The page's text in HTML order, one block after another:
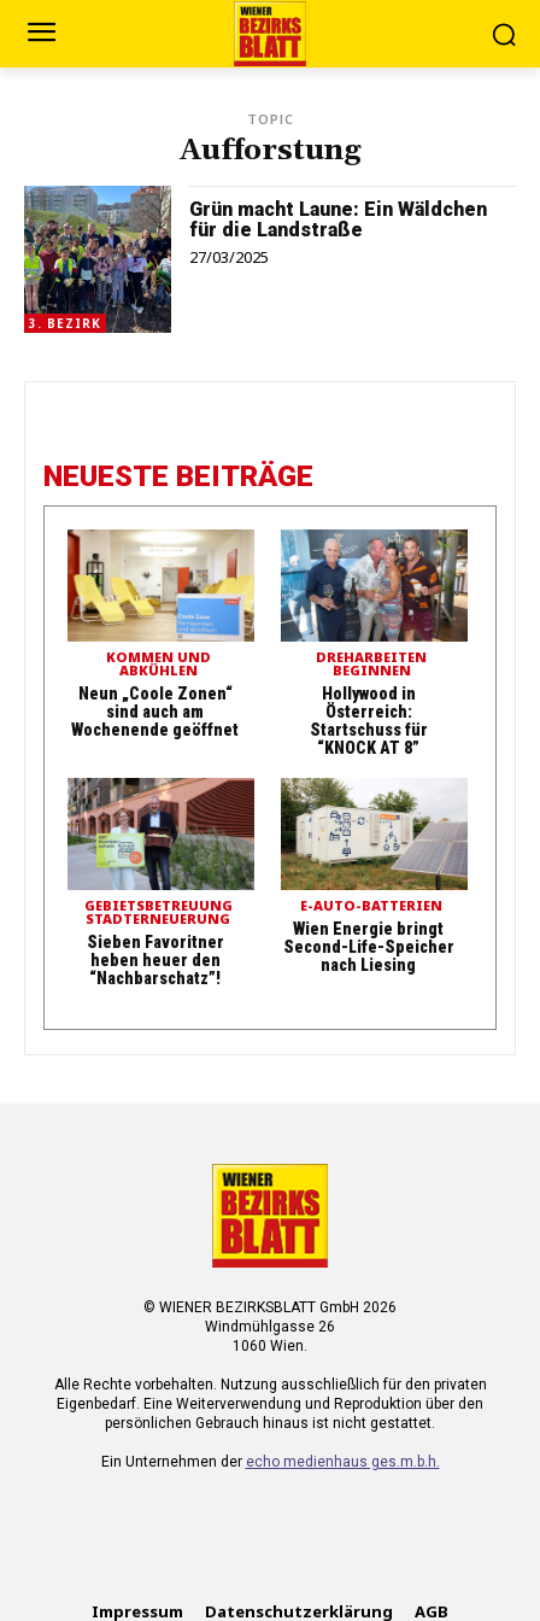
TOPIC
Aufforstung
3. BEZIRK
Grün macht Laune: Ein Wäldchen
für die Landstraße
27/03/2025
NEUESTE BEITRÄGE
KOMMEN UND
ABKÜHLEN
Neun „Coole Zonen“
sind auch am
Wochenende geöffnet
DREHARBEITEN
BEGINNEN
Hollywood in
Österreich:
Startschuss für
“KNOCK AT 8”
GEBIETSBETREUUNG
STADTERNEUERUNG
Sieben Favoritner
heben heuer den
“Nachbarschatz”!
E-AUTO-BATTERIEN
Wien Energie bringt
Second-Life-Speicher
nach Liesing
© WIENER BEZIRKSBLATT GmbH 2026
Windmühlgasse 26
1060 Wien.
Alle Rechte vorbehalten. Nutzung ausschließlich für den privaten
Eigenbedarf. Eine Weiterverwendung und Reproduktion über den
persönlichen Gebrauch hinaus ist nicht gestattet.
Ein Unternehmen der echo medienhaus ges.m.b.h.
Impressum Datenschutzerklärung AGB